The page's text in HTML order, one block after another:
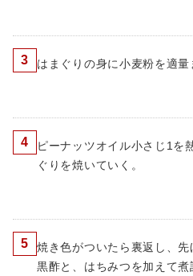
3 はまぐりの身に小麦粉を適量
4
ピーナッツオイル小さじ1を
ぐりを焼いていく。
5
焼き色がついたら裏返し、先
黒酢と、はちみつを加えて煮